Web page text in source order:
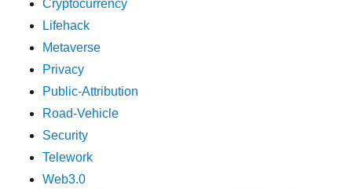
Cryptocurrency
Lifehack
Metaverse
Privacy
Public-Attribution
Road-Vehicle
Security
Telework
Web3.0